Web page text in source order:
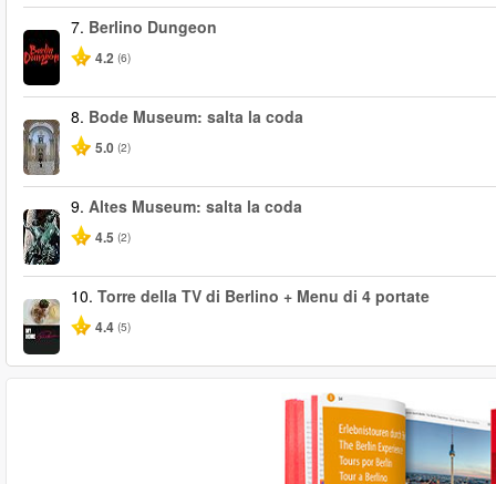
7. Berlino Dungeon
4.2 (6)
8. Bode Museum: salta la coda
5.0 (2)
9. Altes Museum: salta la coda
4.5 (2)
10. Torre della TV di Berlino + Menu di 4 portate
4.4 (5)